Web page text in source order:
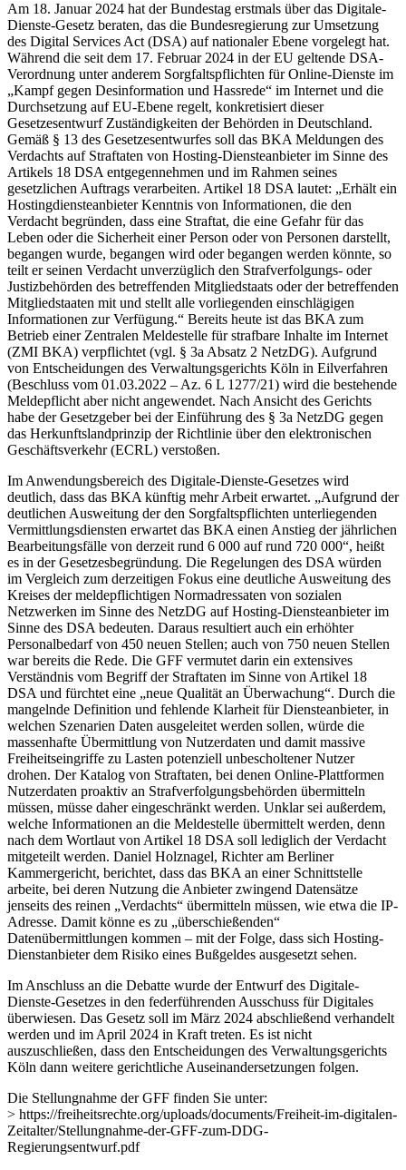
Am 18. Januar 2024 hat der Bundestag erstmals über das Digitale-
Dienste-Gesetz beraten, das die Bundesregierung zur Umsetzung
des Digital Services Act (DSA) auf nationaler Ebene vorgelegt hat.
Während die seit dem 17. Februar 2024 in der EU geltende DSA-
Verordnung unter anderem Sorgfaltspflichten für Online-Dienste im
„Kampf gegen Desinformation und Hassrede“ im Internet und die
Durchsetzung auf EU-Ebene regelt, konkretisiert dieser
Gesetzesentwurf Zuständigkeiten der Behörden in Deutschland.
Gemäß § 13 des Gesetzesentwurfes soll das BKA Meldungen des
Verdachts auf Straftaten von Hosting-Diensteanbieter im Sinne des
Artikels 18 DSA entgegennehmen und im Rahmen seines
gesetzlichen Auftrags verarbeiten. Artikel 18 DSA lautet: „Erhält ein
Hostingdiensteanbieter Kenntnis von Informationen, die den
Verdacht begründen, dass eine Straftat, die eine Gefahr für das
Leben oder die Sicherheit einer Person oder von Personen darstellt,
begangen wurde, begangen wird oder begangen werden könnte, so
teilt er seinen Verdacht unverzüglich den Strafverfolgungs- oder
Justizbehörden des betreffenden Mitgliedstaats oder der betreffenden
Mitgliedstaaten mit und stellt alle vorliegenden einschlägigen
Informationen zur Verfügung.“ Bereits heute ist das BKA zum
Betrieb einer Zentralen Meldestelle für strafbare Inhalte im Internet
(ZMI BKA) verpflichtet (vgl. § 3a Absatz 2 NetzDG). Aufgrund
von Entscheidungen des Verwaltungsgerichts Köln in Eilverfahren
(Beschluss vom 01.03.2022 – Az. 6 L 1277/21) wird die bestehende
Meldepflicht aber nicht angewendet. Nach Ansicht des Gerichts
habe der Gesetzgeber bei der Einführung des § 3a NetzDG gegen
das Herkunftslandprinzip der Richtlinie über den elektronischen
Geschäftsverkehr (ECRL) verstoßen.
Im Anwendungsbereich des Digitale-Dienste-Gesetzes wird
deutlich, dass das BKA künftig mehr Arbeit erwartet. „Aufgrund der
deutlichen Ausweitung der den Sorgfaltspflichten unterliegenden
Vermittlungsdiensten erwartet das BKA einen Anstieg der jährlichen
Bearbeitungsfälle von derzeit rund 6 000 auf rund 720 000“, heißt
es in der Gesetzesbegründung. Die Regelungen des DSA würden
im Vergleich zum derzeitigen Fokus eine deutliche Ausweitung des
Kreises der meldepflichtigen Normadressaten von sozialen
Netzwerken im Sinne des NetzDG auf Hosting-Diensteanbieter im
Sinne des DSA bedeuten. Daraus resultiert auch ein erhöhter
Personalbedarf von 450 neuen Stellen; auch von 750 neuen Stellen
war bereits die Rede. Die GFF vermutet darin ein extensives
Verständnis vom Begriff der Straftaten im Sinne von Artikel 18
DSA und fürchtet eine „neue Qualität an Überwachung“. Durch die
mangelnde Definition und fehlende Klarheit für Diensteanbieter, in
welchen Szenarien Daten ausgeleitet werden sollen, würde die
massenhafte Übermittlung von Nutzerdaten und damit massive
Freiheitseingriffe zu Lasten potenziell unbescholtener Nutzer
drohen. Der Katalog von Straftaten, bei denen Online-Plattformen
Nutzerdaten proaktiv an Strafverfolgungsbehörden übermitteln
müssen, müsse daher eingeschränkt werden. Unklar sei außerdem,
welche Informationen an die Meldestelle übermittelt werden, denn
nach dem Wortlaut von Artikel 18 DSA soll lediglich der Verdacht
mitgeteilt werden. Daniel Holznagel, Richter am Berliner
Kammergericht, berichtet, dass das BKA an einer Schnittstelle
arbeite, bei deren Nutzung die Anbieter zwingend Datensätze
jenseits des reinen „Verdachts“ übermitteln müssen, wie etwa die IP-
Adresse. Damit könne es zu „überschießenden“
Datenübermittlungen kommen – mit der Folge, dass sich Hosting-
Dienstanbieter dem Risiko eines Bußgeldes ausgesetzt sehen.
Im Anschluss an die Debatte wurde der Entwurf des Digitale-
Dienste-Gesetzes in den federführenden Ausschuss für Digitales
überwiesen. Das Gesetz soll im März 2024 abschließend verhandelt
werden und im April 2024 in Kraft treten. Es ist nicht
auszuschließen, dass den Entscheidungen des Verwaltungsgerichts
Köln dann weitere gerichtliche Auseinandersetzungen folgen.
Die Stellungnahme der GFF finden Sie unter:
> https://freiheitsrechte.org/uploads/documents/Freiheit-im-digitalen-
Zeitalter/Stellungnahme-der-GFF-zum-DDG-
Regierungsentwurf.pdf